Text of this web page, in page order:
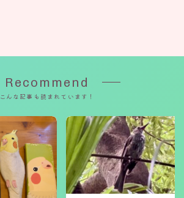
Recommend
こんな記事も読まれています！